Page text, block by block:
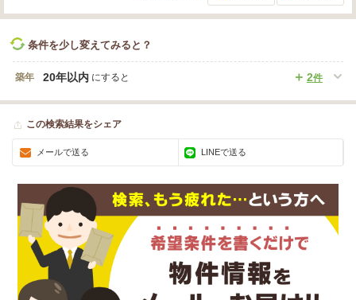
条件を少し変えてみると？
築年 2件
20年以内 にすると
この検索結果をシェア
メールで送る LINEで送る